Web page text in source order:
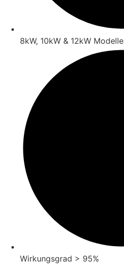
8kW, 10kW & 12kW Modelle
Wirkungsgrad > 95%